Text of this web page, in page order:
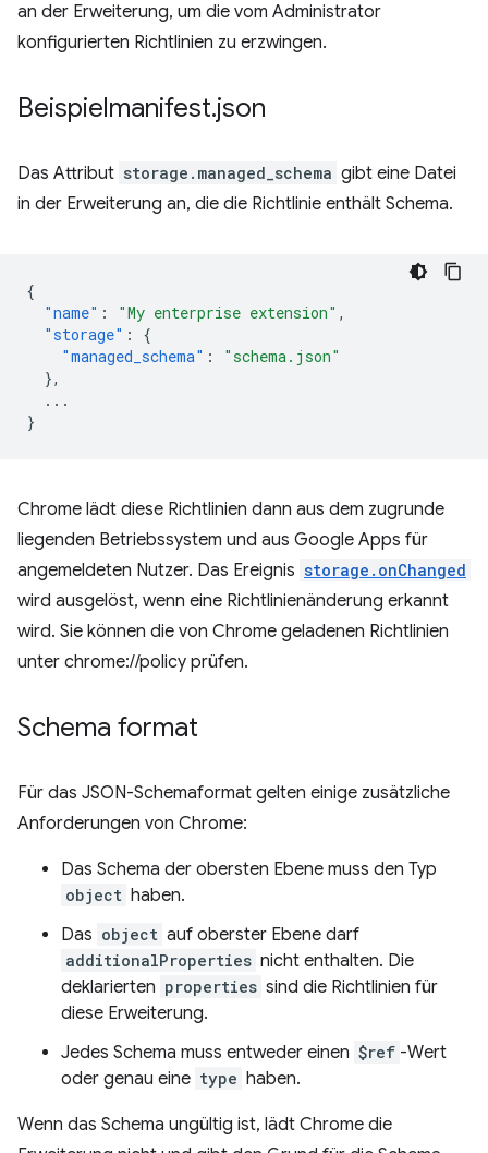
an der Erweiterung, um die vom Administrator
konfigurierten Richtlinien zu erzwingen.
Beispielmanifest.json
Das Attribut storage.managed_schema gibt eine Datei
in der Erweiterung an, die die Richtlinie enthält Schema.
{
"name" : "My enterprise extension" ,
"storage" :
{
"managed_schema" :
"schema.json"
},
...
}
Chrome lädt diese Richtlinien dann aus dem zugrunde
liegenden Betriebssystem und aus Google Apps für
angemeldeten Nutzer. Das Ereignis storage.onChanged
wird ausgelöst, wenn eine Richtlinienänderung erkannt
wird. Sie können die von Chrome geladenen Richtlinien
unter chrome://policy prüfen.
Schema format
Für das JSON-Schemaformat gelten einige zusätzliche
Anforderungen von Chrome:
Das Schema der obersten Ebene muss den Typ
object haben.
Das object auf oberster Ebene darf
additionalProperties nicht enthalten. Die
deklarierten properties sind die Richtlinien für
diese Erweiterung.
Jedes Schema muss entweder einen $ref -Wert
oder genau eine type haben.
Wenn das Schema ungültig ist, lädt Chrome die